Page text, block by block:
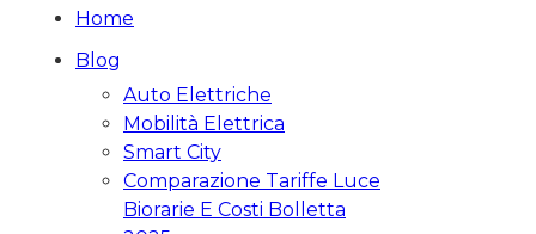
Home
Blog
Auto Elettriche
Mobilità Elettrica
Smart City
Comparazione Tariffe Luce
Biorarie E Costi Bolletta